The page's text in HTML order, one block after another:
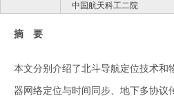
中国航天科工二院
摘 要
本文分别介绍了北斗导航定位技术和
器网络定位与时间同步、地下多协议